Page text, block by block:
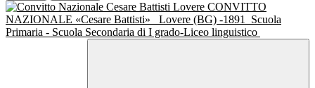
CONVITTO
NAZIONALE «Cesare Battisti»
Lovere (BG) -1891
Scuola
Primaria - Scuola Secondaria di I grado-Liceo linguistico